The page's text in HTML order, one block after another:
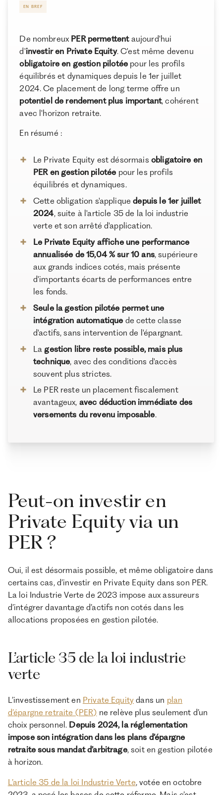
Quels fonds de Private Equity intégrer dans son PER ?
Equity ?
Les avantages fiscaux d’investir en Private Equity via
son PER
Conclusion
À propos de Ramify
Pour une clientèle exigeante, nous combinons
une logique de performance à long terme.
EN BREF
De nombreux PER permettentaujourd'hui
d'investir en Private Equity. C'est même devenu
obligatoire en gestion pilotée pour les profils
équilibrés et dynamiques depuis le 1er juillet
2024. Ce placement de long terme offre un
potentiel de rendement plus important, cohérent
avec l'horizon retraite.
En résumé :
Le Private Equity est désormais obligatoire en
PER en gestion pilotée pour les profils
équilibrés et dynamiques.
Cette obligation s'appliquedepuis le 1er juillet
2024, suite à l'article 35 de la loi industrie
verte et son arrêté d'application.
Le Private Equity affiche une performance
annualisée de 15,04 % sur 10 ans, supérieure
aux grands indices cotés, mais présente
d'importants écarts de performances entre
les fonds.
Seule la gestion pilotée permet une
intégration automatique de cette classe
d'actifs, sans intervention de l'épargnant.
Lagestion libre reste possible, mais plus
technique, avec des conditions d'accès
souvent plus strictes.
Le PER reste un placement fiscalement
avantageux, avec déduction immédiate des
versements du revenu imposable.
Peut-on investir en
Private Equity via un
PER ?
Oui, il est désormais possible, et même obligatoire dans
certains cas, d’investir en Private Equity dans son PER.
La loi Industrie Verte de 2023 impose aux assureurs
d’intégrer davantage d’actifs non cotés dans les
allocations proposées en gestion pilotée.
L’article 35 de la loi industrie
verte
L’investissement en Private Equity dans un plan
d’épargne retraite (PER) ne relève plus seulement d’un
choix personnel. Depuis 2024, la réglementation
impose son intégration dans les plans d’épargne
retraite sous mandat d’arbitrage, soit en gestion pilotée
à horizon.
L’article 35 de la loi Industrie Verte, votée en octobre